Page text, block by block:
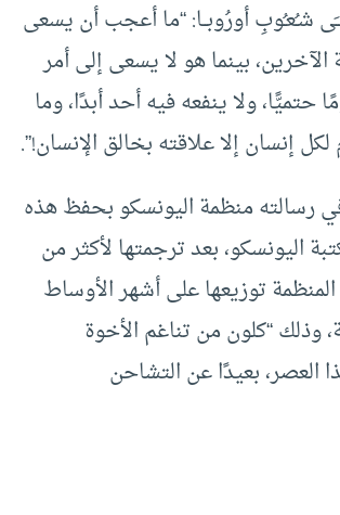
شـُعـُوبِ أورُوبــا: “ما أعجب أن يسعى
الآخرين، بينما هو لا يسعى إلى أمر
حتميًّا، ولا ينفعه فيه أحد أبدًا، وما
لكل إنسان إلا علاقته بخالق الإنسان!”.
رسالته منظمة اليونسكو بحفظ هذه
اليونسكو، بعد ترجمتها لأكثر من
توزيعها على أشهر الأوساط
وذلك “كلون من تناغم الأخوة
العصر، بعيدًا عن التشاحن